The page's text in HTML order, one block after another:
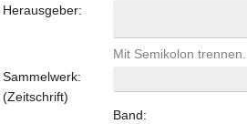
Herausgeber:
Mit Semikolon
Sammelwerk:
(Zeitschrift)
Band: